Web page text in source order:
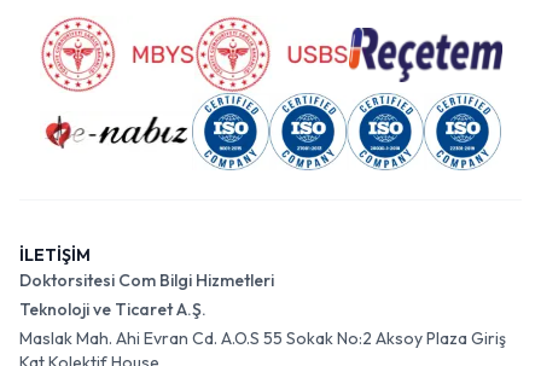
İLETİŞİM
Doktorsitesi Com Bilgi Hizmetleri
Teknoloji ve Ticaret A.Ş.
Maslak Mah. Ahi Evran Cd. A.O.S 55 Sokak No:2 Aksoy Plaza Giriş